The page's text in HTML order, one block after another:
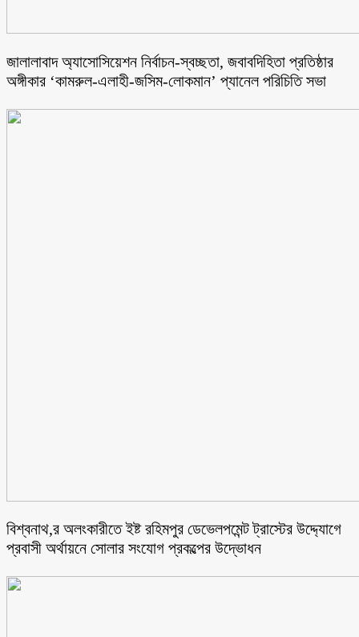
জালালাবাদ অ্যাসোসিয়েশন নির্বাচন-স্বচ্ছতা, জবাবদিহিতা প্রতিষ্ঠার
অঙ্গীকার ‘কামরুল-এলাহী-জসিম-লোকমান’ প্যানেল পরিচিতি সভা
বিশ্বনাথ,র অলংকারীতে ইষ্ট রহিমপুর ডেভেলপমেন্ট ট্রাস্টের উদ্দ্যোগে
প্রবাসী অর্থায়নে সোলার সংযোগ প্রকল্পের উদ্ভোধন